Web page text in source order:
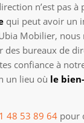
n’est pas à
qui peut avoir un
Mobilier,
des bureaux de
confiance à
un lieu où le
48 53 89 64 pour